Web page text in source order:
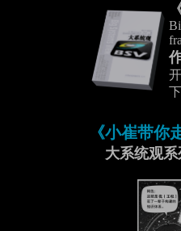
《小崔带你
大系统观系